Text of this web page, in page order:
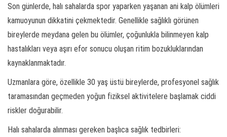
Son günlerde, halı sahalarda spor yaparken yaşanan ani kalp ölümleri
kamuoyunun dikkatini çekmektedir. Genellikle sağlıklı görünen
bireylerde meydana gelen bu ölümler, çoğunlukla bilinmeyen kalp
hastalıkları veya aşırı efor sonucu oluşan ritim bozukluklarından
kaynaklanmaktadır.
Uzmanlara göre, özellikle 30 yaş üstü bireylerde, profesyonel sağlık
taramasından geçmeden yoğun fiziksel aktivitelere başlamak ciddi
riskler doğurabilir.
Halı sahalarda alınması gereken başlıca sağlık tedbirleri: